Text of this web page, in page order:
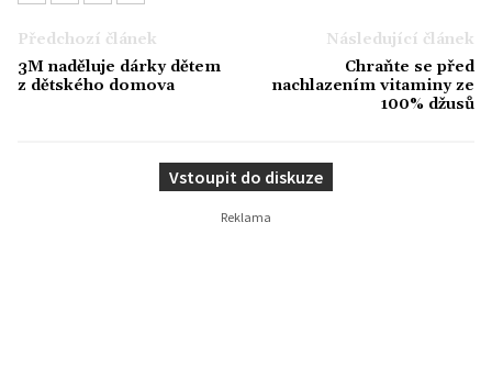
Předchozí článek
3M naděluje dárky dětem
z dětského domova
Následující článek
Chraňte se před
nachlazením vitaminy ze
100% džusů
Vstoupit do diskuze